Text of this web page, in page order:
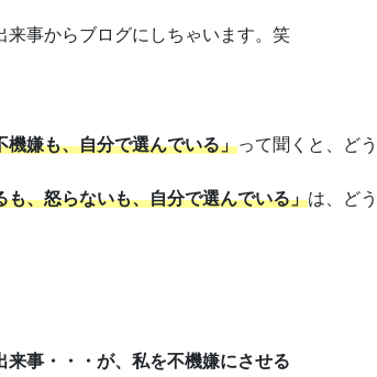
来事からブログにしちゃいます。笑
機嫌も、自分で選んでいる」って聞くと、ど
も、怒らないも、自分で選んでいる」は、ど
来事・・・が、私を不機嫌にさせる